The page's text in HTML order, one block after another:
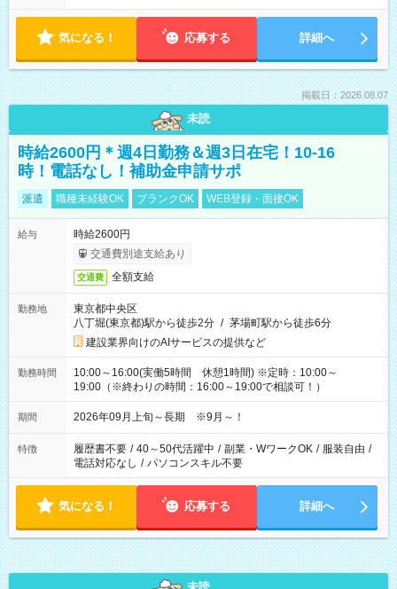
気になる！ 応募する 詳細へ
掲載日：2026.08.07
未読
時給2600円＊週4日勤務＆週3日在宅！10-16
時！電話なし！補助金申請サポ
派遣 職種未経験OK ブランクOK WEB登録・面接OK
給与
時給2600円
交通費別途支給あり
交通費 全額支給
勤務地
東京都中央区
八丁堀(東京都)駅から徒歩2分 / 茅場町駅から徒歩6分
建設業界向けのAIサービスの提供など
勤務時間
10:00～16:00(実働5時間 休憩1時間) ※定時：10:00～
19:00（※終わりの時間：16:00～19:00で相談可！）
期間 2026年09月上旬～長期 ※9月～！
特徴 履歴書不要 / 40～50代活躍中 / 副業・WワークOK / 服装自由 /
電話対応なし / パソコンスキル不要
気になる！ 応募する 詳細へ